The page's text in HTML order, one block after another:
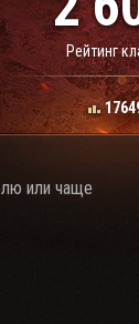
Рейтинг
или чаще